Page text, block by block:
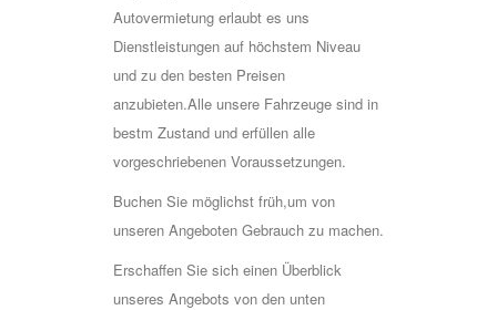
Autovermietung erlaubt es uns
Dienstleistungen auf höchstem Niveau
und zu den besten Preisen
anzubieten.Alle unsere Fahrzeuge sind in
bestm Zustand und erfüllen alle
vorgeschriebenen Voraussetzungen.
Buchen Sie möglichst früh,um von
unseren Angeboten Gebrauch zu machen.
Erschaffen Sie sich einen Überblick
unseres Angebots von den unten